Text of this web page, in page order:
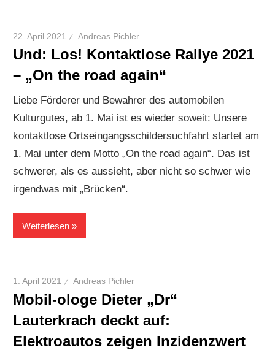
22. April 2021 Andreas Pichler
Und: Los! Kontaktlose Rallye 2021
– „On the road again“
Liebe Förderer und Bewahrer des automobilen
Kulturgutes, ab 1. Mai ist es wieder soweit: Unsere
kontaktlose Ortseingangsschildersuchfahrt startet am
1. Mai unter dem Motto „On the road again“. Das ist
schwerer, als es aussieht, aber nicht so schwer wie
irgendwas mit „Brücken“.
Weiterlesen
1. April 2021 Andreas Pichler
Mobil-ologe Dieter „Dr“
Lauterkrach deckt auf:
Elektroautos zeigen Inzidenzwert